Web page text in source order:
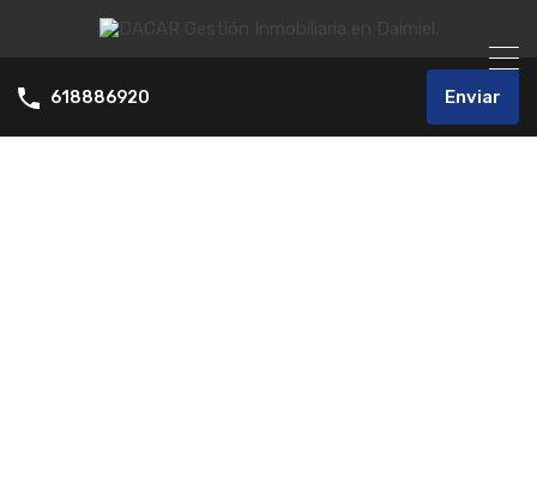
618886920 Enviar